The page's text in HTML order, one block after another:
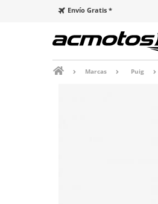
Envío Gratis *
Marcas Puig